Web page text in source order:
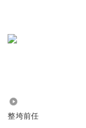
整垮前任